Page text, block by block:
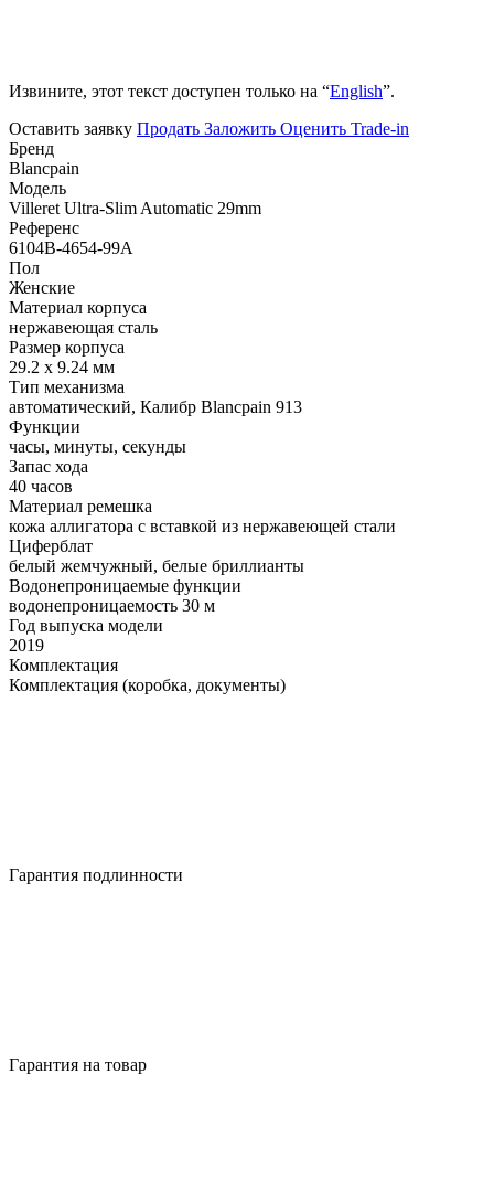
Извините, этот текст доступен только на “English”.
Оставить заявку Продать Заложить Оценить Trade-in
Бренд
Blancpain
Модель
Villeret Ultra-Slim Automatic 29mm
Референс
6104B-4654-99A
Пол
Женские
Материал корпуса
нержавеющая сталь
Размер корпуса
29.2 x 9.24 мм
Тип механизма
автоматический, Калибр Blancpain 913
Функции
часы, минуты, секунды
Запас хода
40 часов
Материал ремешка
кожа аллигатора с вставкой из нержавеющей стали
Циферблат
белый жемчужный, белые бриллианты
Водонепроницаемые функции
водонепроницаемость 30 м
Год выпуска модели
2019
Комплектация
Комплектация (коробка, документы)
Гарантия подлинности
Гарантия на товар